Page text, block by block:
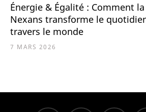
Énergie & Égalité : Comment
Nexans transforme le
travers le monde
7 MARS 2026